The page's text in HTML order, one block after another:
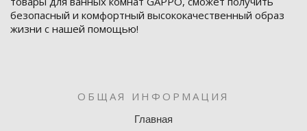
безопасный и комфортный высококачественный образ
жизни с нашей помощью!
ОБЩАЯ ИНФОРМАЦИЯ
Главная